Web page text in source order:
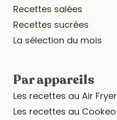
Recettes salées
Recettes sucrées
La sélection du mois
Par appareils
Les recettes au Air Fryer
Les recettes au Cookeo